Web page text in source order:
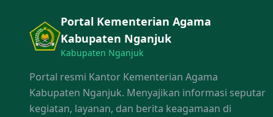
Portal Kementerian Agama
Kabupaten Nganjuk
Kabupaten Nganjuk
Portal resmi Kantor Kementerian Agama
Kabupaten Nganjuk. Menyajikan informasi seputar
kegiatan, layanan, dan berita keagamaan di